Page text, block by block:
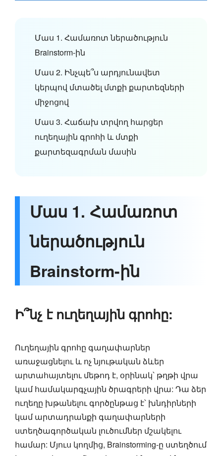
Մաս 1. Համառոտ ներածություն
Brainstorm-ին
Մաս 2. Ինչպե՞ս արդյունավետ
կերպով մտածել մտքի քարտեզների
միջոցով
Մաս 3. Հաճախ տրվող հարցեր
ուղեղային գրոհի և մտքի
քարտեզագրման մասին
Մաս 1. Համառոտ
ներածություն
Brainstorm-ին
Ի՞նչ է ուղեղային գրոհը:
Ուղեղային գրոհը գաղափարներ
առաջացնելու և ոչ նյութական ձևեր
արտահայտելու մեթոդ է, օրինակ՝ թղթի վրա
կամ համակարգչային ծրագրերի վրա: Դա ձեր
ուղեղը խթանելու գործընթաց է՝ խնդիրների
կամ արտադրանքի գաղափարների
ստեղծագործական լուծումներ մշակելու
համար: Մյուս կողմից, Brainstorming-ը ստեղծում